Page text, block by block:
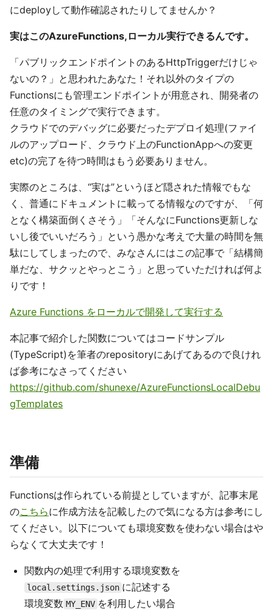
にdeployして動作確認されたりしてませんか？
実はこのAzureFunctions,ローカル実行できるんです。
「パブリックエンドポイントのあるHttpTriggerだけじゃ
ないの？」と思われたあなた！それ以外のタイプの
Functionsにも管理エンドポイントが用意され、開発者の
任意のタイミングで実行できます。
クラウドでのデバッグに必要だったデプロイ処理(ファイ
ルのアップロード、クラウド上のFunctionAppへの変更
etc)の完了を待つ時間はもう必要ありません。
実際のところは、“実は”というほど隠された情報でもな
く、普通にドキュメントに載ってる情報なのですが、「何
となく構築面倒くさそう」「そんなにFunctions更新しな
いし後でいいだろう」という愚かな考えで大量の時間を無
駄にしてしまったので、みなさんにはこの記事で「結構簡
単だな、サクッとやっとこう」と思っていただければ何よ
りです！
Azure Functions をローカルで開発して実行する
本記事で紹介した関数についてはコードサンプル
(TypeScript)を筆者のrepositoryにあげてあるので良けれ
ば参考になさってください
https://github.com/shunexe/AzureFunctionsLocalDebu
gTemplates
準備
Functionsは作られている前提としていますが、記事末尾
のこちらに作成方法を記載したので気になる方は参考にし
てください。以下についても環境変数を使わない場合はや
らなくて大丈夫です！
関数内の処理で利用する環境変数を
local.settings.json に記述する
環境変数 MY_ENV を利用したい場合